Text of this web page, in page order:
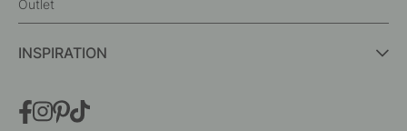
Outlet
INSPIRATION